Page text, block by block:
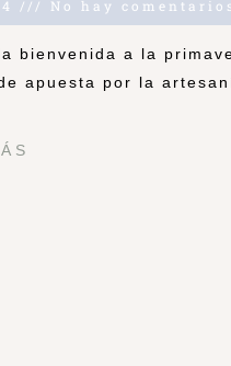
No hay comentarios
bienvenida a la
apuesta por la